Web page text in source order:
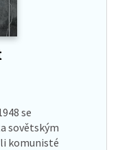
se
sovětským
komunisté